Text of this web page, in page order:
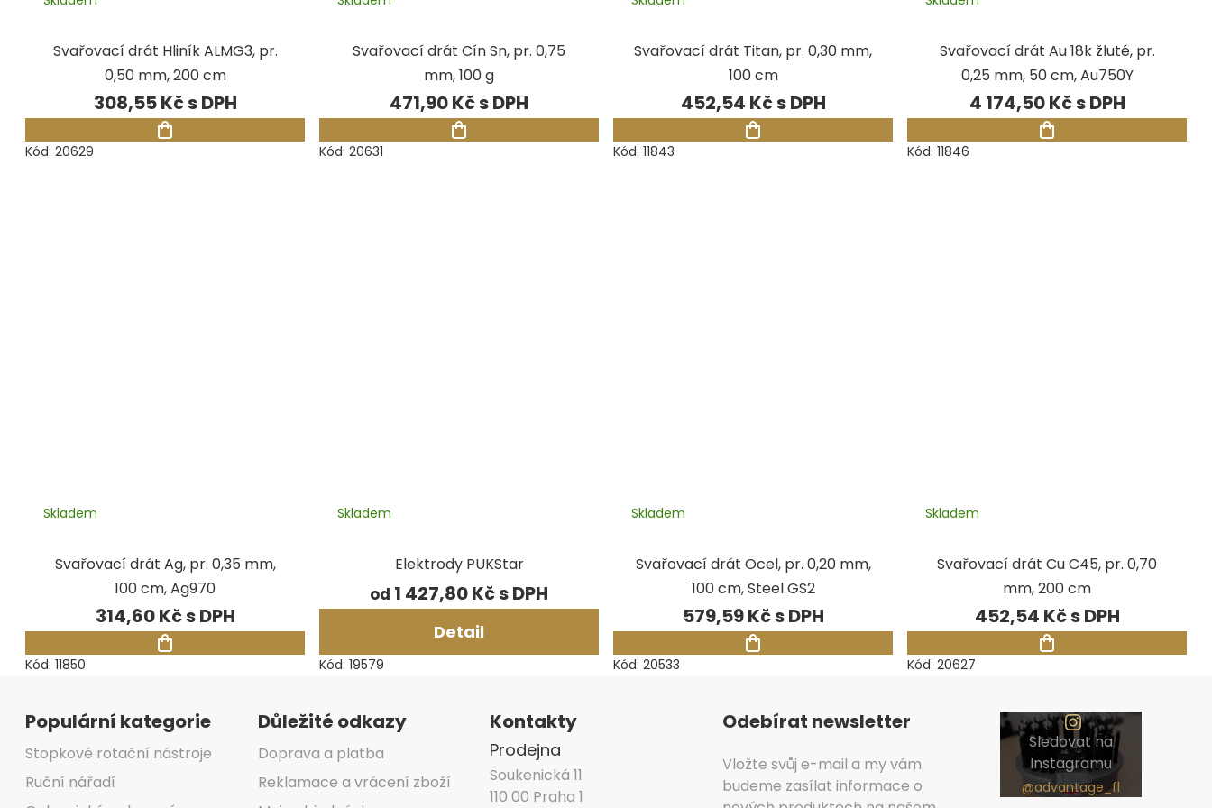
Svařovací drát Hliník ALMG3, pr.
0,50 mm, 200 cm
308,55 Kč
Kód: 20629
Svařovací drát Cín Sn, pr. 0,75
mm, 100 g
471,90 Kč
Kód: 20631
Svařovací drát Titan, pr. 0,30 mm,
100 cm
452,54 Kč
Kód: 11843
Svařovací drát Au 18k žluté, pr.
0,25 mm, 50 cm, Au750Y
4 174,50 Kč
Kód: 11846
Svařovací drát Ag, pr. 0,35 mm,
100 cm, Ag970
Skladem
314,60 Kč
Kód: 11850
Elektrody PUKStar
Skladem
od 1 427,80 Kč
Detail
Kód: 19579
Svařovací drát Ocel, pr. 0,20 mm,
100 cm, Steel GS2
Skladem
579,59 Kč
Kód: 20533
Svařovací drát Cu C45, pr. 0,70
mm, 200 cm
Skladem
452,54 Kč
Kód: 20627
Populární kategorie
Stopkové rotační nástroje
Ruční nářadí
Důležité odkazy
Doprava a platba
Reklamace a vrácení zboží
Kontakty
Prodejna
Soukenická 11
110 00 Praha 1
Odebírat newsletter
Vložte svůj e-mail a my vám
budeme zasílat informace o
Sledovat na
Instagramu